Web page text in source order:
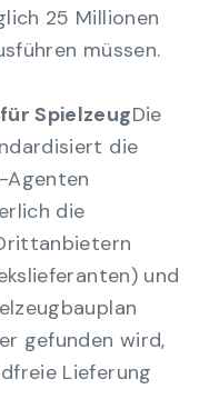
25 Millionen
müssen.
SpielzeugDie
die
Agenten
die
und
gefunden wird,
Lieferung